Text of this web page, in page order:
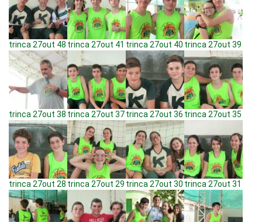
trinca 27out 48 trinca 27out 41 trinca 27out 40 trinca 27out 39
trinca 27out 38 trinca 27out 37trinca 27out 36 trinca 27out 35
trinca 27out 28 trinca 27out 29 trinca 27out 30 trinca 27out 31